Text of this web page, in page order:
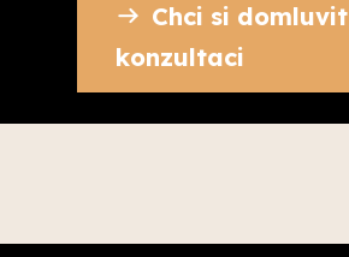
Chci si domluvit
konzultaci